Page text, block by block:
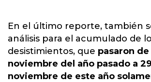
En el último reporte, también
análisis para el acumulado de
desistimientos, que pasaron
noviembre del año pasado a
noviembre de este año